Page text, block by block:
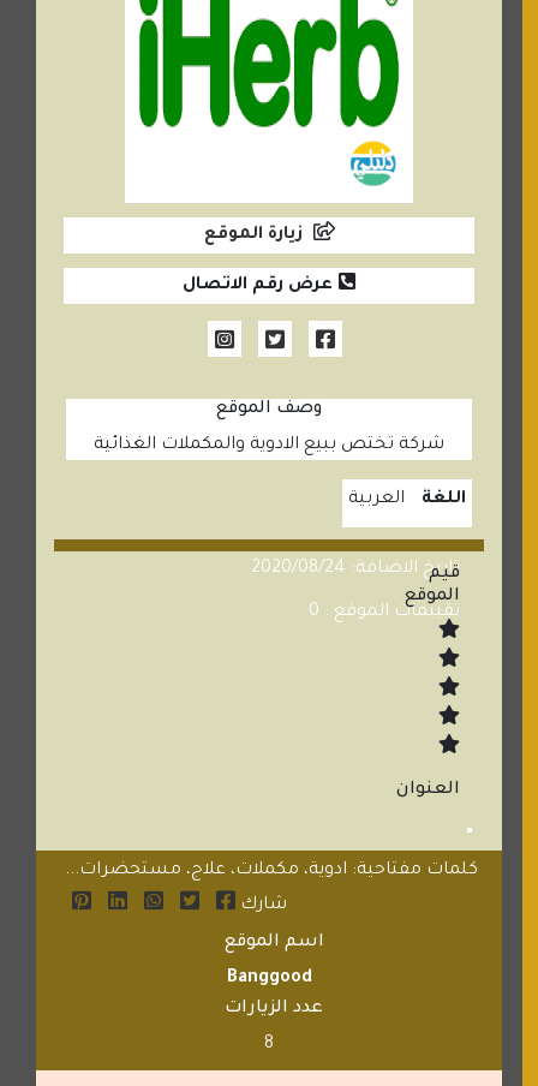
زيارة الموقع
عرض رقم الاتصال
وصف الموقع
شركة تختص ببيع الادوية والمكملات الغذائية
اللغة العربية
تاريخ الاضافة: 2020/08/24
تقييمات الموقع : 0
قيم
الموقع
العنوان
كلمات مفتاحية: ادوية، مكملات، علاج، مستحضرات...
شارك
اسم الموقع
Banggood
عدد الزيارات
8